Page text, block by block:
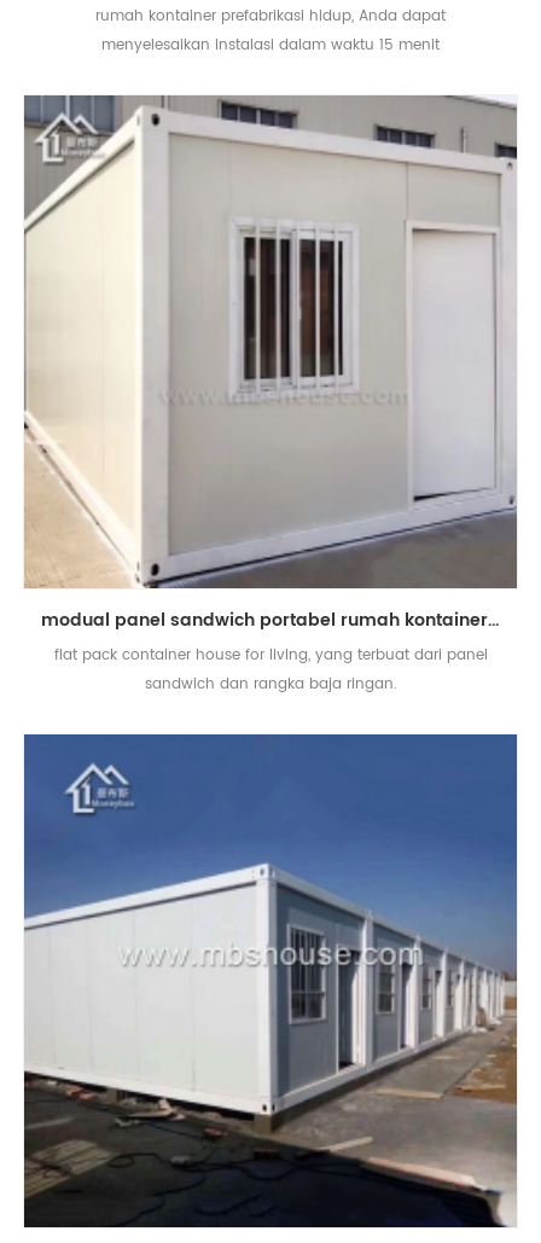
rumah kontainer prefabrikasi hidup, Anda dapat
menyelesaikan instalasi dalam waktu 15 menit
modual panel sandwich portabel rumah kontainer paket datar
flat pack container house for living, yang terbuat dari panel
sandwich dan rangka baja ringan.